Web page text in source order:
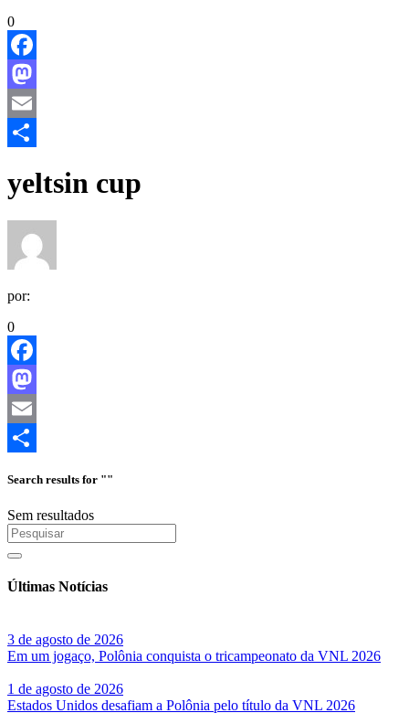
0
Facebook
Mastodon
Email
yeltsin cup
por:
0
Facebook
Mastodon
Email
Search results for ""
Sem resultados
Últimas Notícias
3 de agosto de 2026
Em um jogaço, Polônia conquista o tricampeonato da VNL 2026
1 de agosto de 2026
Estados Unidos desafiam a Polônia pelo título da VNL 2026